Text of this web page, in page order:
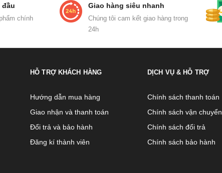
chính
Giao hàng siêu nhanh
Chúng tôi cam kết giao hàng trong
24h
HỖ TRỢ KHÁCH HÀNG
Hướng dẫn mua hàng
Giao nhận và thanh toán
Đổi trả và bảo hành
Đăng kí thành viên
DỊCH VỤ & HỖ TRỢ
Chính sách thanh toán
Chính sách vận chuyển
Chính sách đổi trả
Chính sách bảo hành